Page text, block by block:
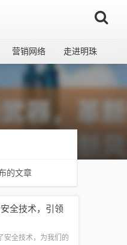
营销网络 走进明珠
的文章
全技术，引领
安全技术，为我们的